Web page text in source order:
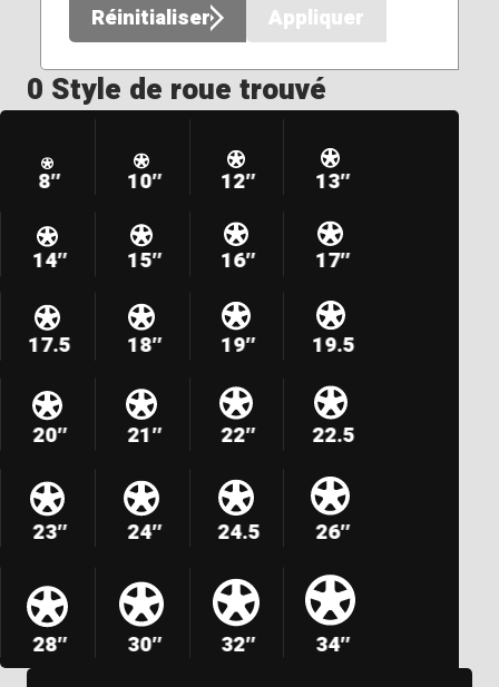
Réinitialiser
Appliquer
0 Style de roue trouvé
8″ 10″ 12″ 13″
14″ 15″ 16″ 17″
17.5 18″ 19″ 19.5
20″ 21″ 22″ 22.5
23″ 24″ 24.5 26″
28″ 30″ 32″ 34″